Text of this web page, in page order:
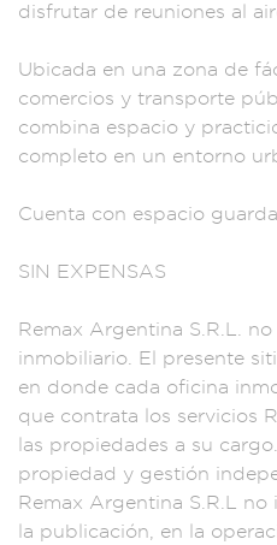
disfrutar de reuniones al
Ubicada en una zona de
comercios y transporte
combina espacio y prac
completo en un entorno
Cuenta con espacio g
SIN EXPENSAS
Remax Argentina S.R.L. no
inmobi liario. El presente
en donde cada oficina
que contrata los servicios
las propiedades a su
propiedad y gestión
Remax Argentina S .R.L no
la publicación, en la ope